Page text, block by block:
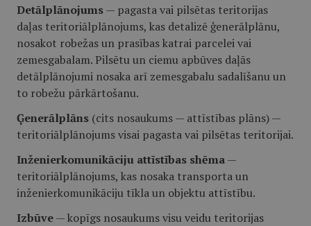
Detālplānojums— pagasta vai pilsētas teritorijas
daļas teritoriālplānojums, kas detalizē ģenerālplānu,
nosakot robežas un prasības katrai parcelei vai
zemesgabalam. Pilsētu un ciemu apbūves daļās
detālplānojumi nosaka arī zemesgabalu sadalīšanu un
to robežu pārkārtošanu.
Ģenerālplāns (cits nosaukums — attīstības plāns) —
teritoriālplānojums visai pagasta vai pilsētas teritorijai.
Inženierkomunikāciju attīstības shēma—
teritoriālplānojums, kas nosaka transporta un
inženierkomunikāciju tīkla un objektu attīstību.
Izbūve— kopīgs nosaukums visu veidu teritorijas